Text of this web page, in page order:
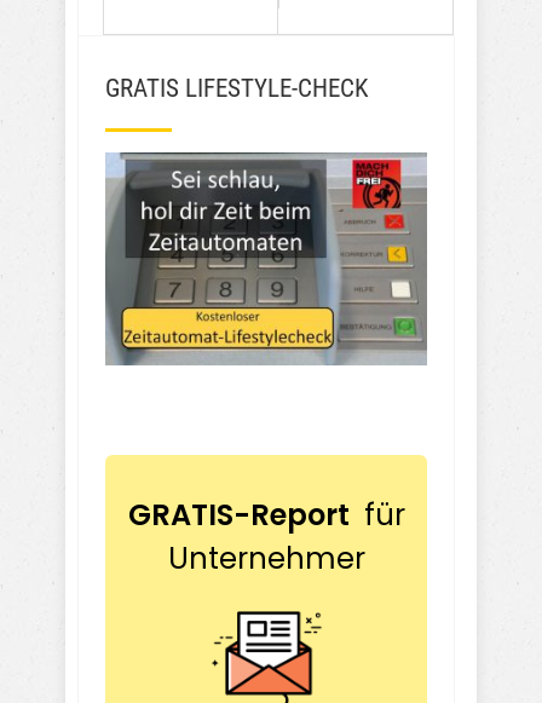
GRATIS LIFESTYLE-CHECK
GRATIS-Report für
Unternehmer